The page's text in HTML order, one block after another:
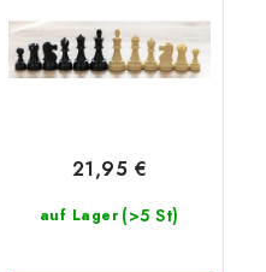
auf Lager (>5 St)
21,95 €